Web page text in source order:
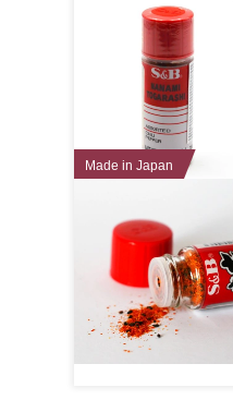
Made in Japan